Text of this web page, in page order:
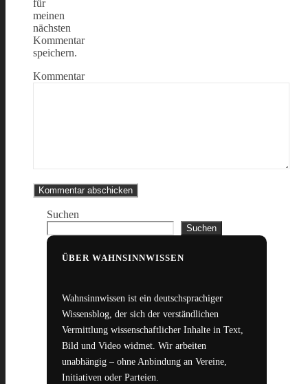
für
meinen
nächsten
Kommentar
speichern.
Kommentar
Suchen
Suchen
ÜBER WAHNSINNWISSEN
Wahnsinnwissen ist ein deutschsprachiger
Wissensblog, der sich der verständlichen
Vermittlung wissenschaftlicher Inhalte in Text,
Bild und Video widmet. Wir arbeiten
unabhängig – ohne Anbindung an Vereine,
Initiativen oder Parteien.